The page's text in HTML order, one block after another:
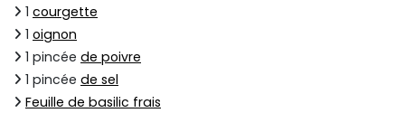
1 courgette
1 oignon
1 pincée de poivre
1 pincée de sel
Feuille de basilic frais